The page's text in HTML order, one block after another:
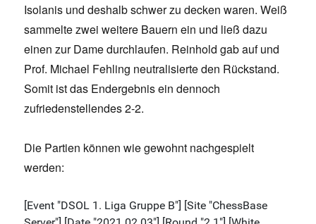
Isolanis und deshalb schwer zu decken waren. Weiß
sammelte zwei weitere Bauern ein und ließ dazu
einen zur Dame durchlaufen. Reinhold gab auf und
Prof. Michael Fehling neutralisierte den Rückstand.
Somit ist das Endergebnis ein dennoch
zufriedenstellendes 2-2.
Die Partien können wie gewohnt nachgespielt
werden: